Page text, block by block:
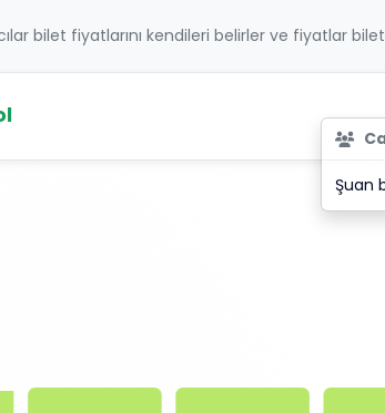
bilet fiyatlarını kendileri belirler ve fiyatlar
Şuan